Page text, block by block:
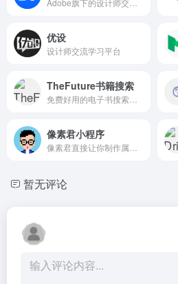
优设
设计师交流学习平台
TheFuture书籍搜索
像素君小程序
暂无评论